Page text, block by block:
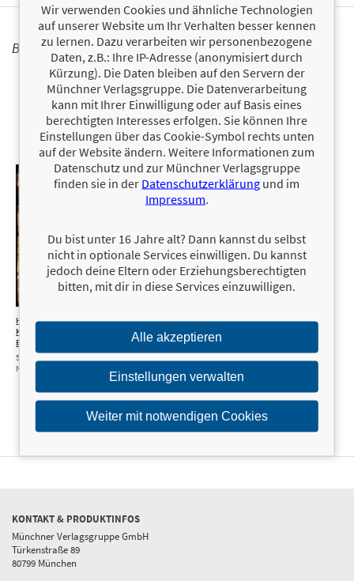
BÜCHER
13,00 €
Halloween. Das
Koch- und
Backbuch
50 Rezepte für die grusligste
Nacht des Jahres
16,99 €
Das inoffizielle
Harry-Potter-
Backbuch
Von Kesselkuchen bis
zauberhafte Rezepte
KONTAKT & PRODUKTINFOS
Münchner Verlagsgruppe GmbH
Türkenstraße 89
80799 München
Wir verwenden Cookies und ähnliche Technologien
auf unserer Website um Ihr Verhalten besser kennen
zu lernen. Dazu verarbeiten wir personenbezogene
Daten, z.B.: Ihre IP-Adresse (anonymisiert durch
Kürzung). Die Daten bleiben auf den Servern der
Münchner Verlagsgruppe. Die Datenverarbeitung
kann mit Ihrer Einwilligung oder auf Basis eines
berechtigten Interesses erfolgen. Sie können Ihre
Einstellungen über das Cookie-Symbol rechts unten
auf der Website ändern. Weitere Informationen zum
Datenschutz und zur Münchner Verlagsgruppe
finden sie in der Datenschutzerklärung und im
Impressum.
Du bist unter 16 Jahre alt? Dann kannst du selbst
nicht in optionale Services einwilligen. Du kannst
jedoch deine Eltern oder Erziehungsberechtigten
bitten, mit dir in diese Services einzuwilligen.
Alle akzeptieren
Einstellungen verwalten
Weiter mit notwendigen Cookies